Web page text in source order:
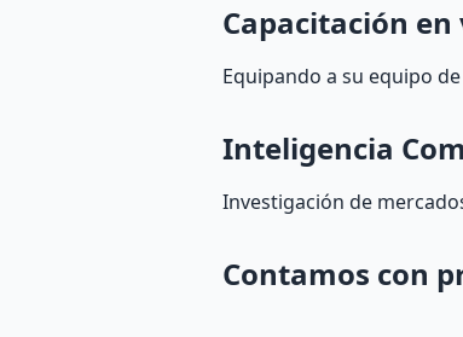
Capacitación en
Equipando a su equipo
Inteligencia
Investigación de
Contamos con